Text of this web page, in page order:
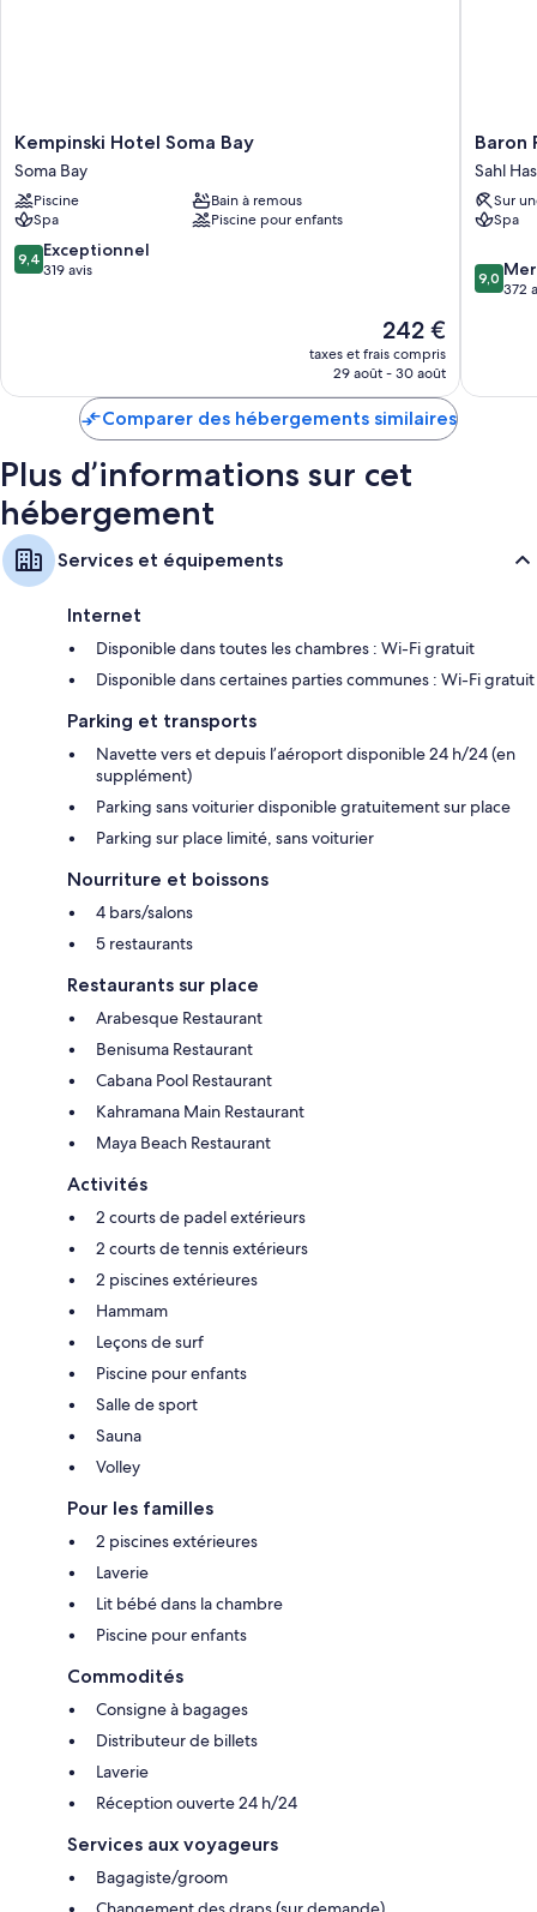
Kempinski
Hotel
Soma
Bay
Soma
Bay
Kempinski Hotel Soma Bay
Soma Bay
Piscine
Bain à remous
Spa
Piscine pour enfants
9.4
sur
9,4 Exceptionnel
319 avis
Le
nouveau
prix
de
242 €
taxes et frais compris
29 août - 30 août
Baron
Palace
Sahl
Sahl
Baron
Sahl
Sur
Spa
9.0
sur
9,0
372
Comparer des hébergements similaires
Plus d’informations sur cet
hébergement
Services et équipements
Internet
Disponible dans toutes les chambres : Wi-Fi gratuit
Disponible dans certaines parties communes : Wi-Fi gratuit
Parking et transports
Navette vers et depuis l’aéroport disponible 24 h/24 (en
supplément)
Parking sans voiturier disponible gratuitement sur place
Parking sur place limité, sans voiturier
Nourriture et boissons
4 bars/salons
5 restaurants
Restaurants sur place
Arabesque Restaurant
Benisuma Restaurant
Cabana Pool Restaurant
Kahramana Main Restaurant
Maya Beach Restaurant
Activités
2 courts de padel extérieurs
2 courts de tennis extérieurs
2 piscines extérieures
Hammam
Leçons de surf
Piscine pour enfants
Salle de sport
Sauna
Volley
Pour les familles
2 piscines extérieures
Laverie
Lit bébé dans la chambre
Piscine pour enfants
Commodités
Consigne à bagages
Distributeur de billets
Laverie
Réception ouverte 24 h/24
Services aux voyageurs
Bagagiste/groom